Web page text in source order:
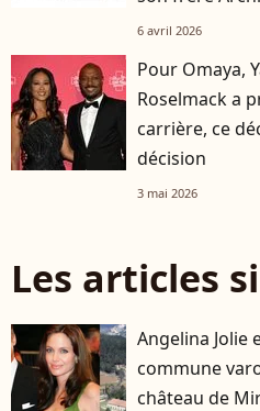
6 avril 2026
Pour Omaya,
Roselmack a
carrière, ce
décision
3 mai 2026
Les articles
Angelina Jolie
commune
château de